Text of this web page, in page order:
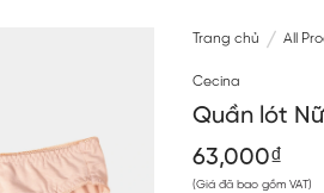
Trang chủ All
Cecina
Quần lót
63,000₫
(Giá đã bao gồm VAT)